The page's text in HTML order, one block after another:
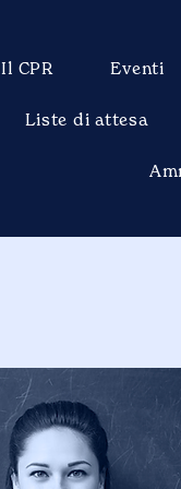
Il CPR Eventi
Liste di attesa